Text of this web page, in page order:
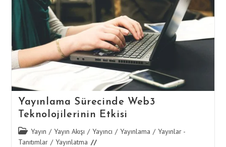
Yayınlama Sürecinde Web3
Teknolojilerinin Etkisi
Post
category:
Yayın / Yayın Akışı / Yayıncı / Yayınlama / Yayınlar -
Tanıtımlar / Yayınlatma